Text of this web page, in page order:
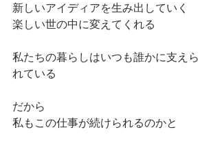
新しいアイディアを生み出していく
楽しい世の中に変えてくれる
私たちの暮らしはいつも誰かに支えら
れている
だから
私もこの仕事が続けられるのかと